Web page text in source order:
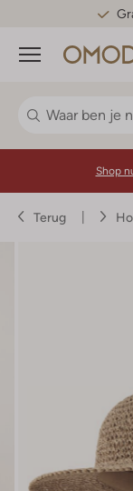
Menu
Shop
Terug